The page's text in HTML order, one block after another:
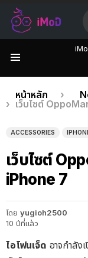
เรื่อง
ล่าสุด
คุณอยู่ที่นี่:
หน้าหลัก
เว็บไซต์
ACCESSORIES
เว็บไซต์
iPhone 7
โดย yugioh2500
10 ปีที่แล้ว
ไอโฟนเจ็ด อาจกำลัง